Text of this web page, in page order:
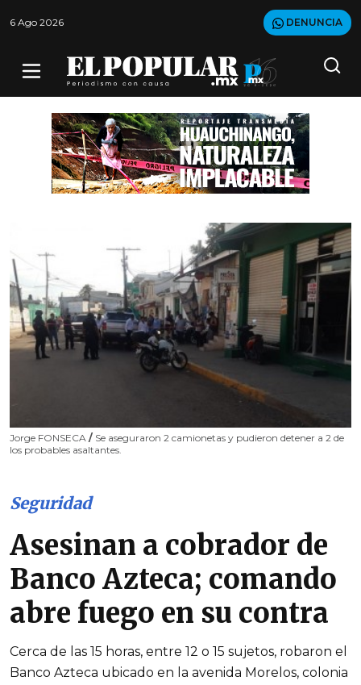
6 Ago 2026 DENUNCIA
Jorge FONSECA / Se aseguraron 2 camionetas y pudieron detener a 2 de
los probables asaltantes.
Seguridad
Asesinan a cobrador de
Banco Azteca; comando
abre fuego en su contra
Cerca de las 15 horas, entre 12 o 15 sujetos, robaron el
Banco Azteca ubicado en la avenida Morelos, colonia